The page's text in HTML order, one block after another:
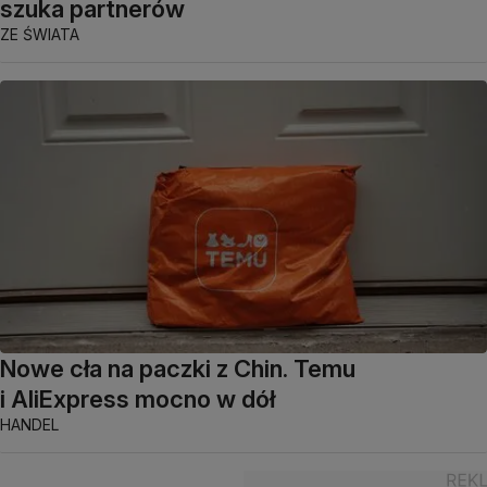
szuka partnerów
ZE ŚWIATA
Nowe cła na paczki z Chin. Temu
i AliExpress mocno w dół
HANDEL